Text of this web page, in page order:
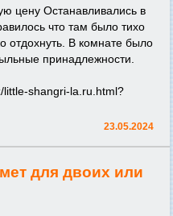
цену Останавливались в
что там было тихо
отдохнуть. В комнате было
принадлежности.
little-shangri-la.ru.html?
23.05.2024
для двоих или